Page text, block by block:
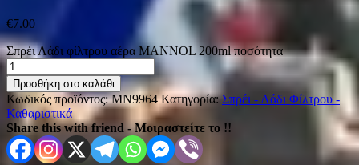
€7.00
Σπρέι Λάδι φίλτρου αέρα MANNOL 200ml ποσότητα
Προσθήκη στο καλάθι
Κωδικός προϊόντος:MN9964 Κατηγορία:Σπρέι - Λάδι Φίλτρου -
Καθαριστικά
Share this with friend - Μοιραστείτε το !!